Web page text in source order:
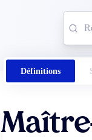
Définitions